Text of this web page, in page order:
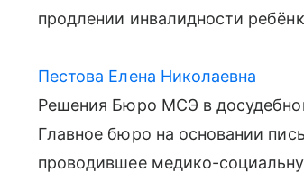
продлении инвалидности
Пестова Елена Николаевна
Решения Бюро МСЭ в
Главное бюро на основании
проводившее медико-